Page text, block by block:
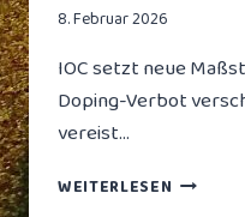
8. Februar 2026
IOC setzt neue
Doping-Verbot
vereist…
WEITERLESEN OLYMPIA-